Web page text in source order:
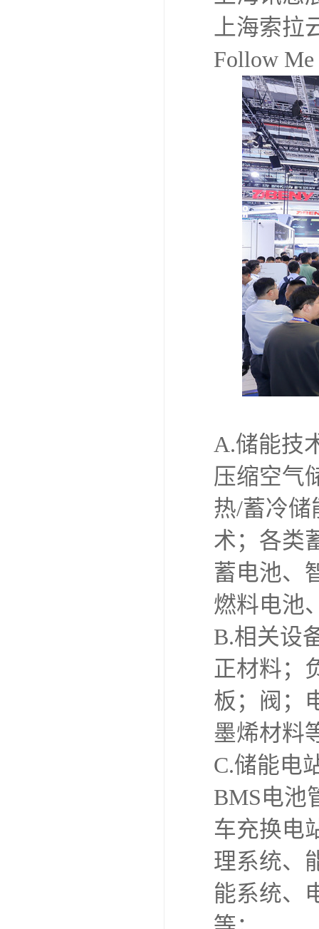
上海索拉
Follow
A.储能技
压缩空气
热/蓄冷储
术；各类
蓄电池、
燃料电池
B.相关设
正材料；
板；阀；
墨烯材料
C.储能电
BMS电池
车充换电
理系统、
能系统、